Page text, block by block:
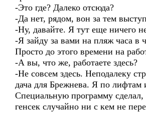
-Это где? Далеко отсюда?
-Да нет, рядом, вон за тем
-Ну, давайте. Я тут еще ничего
-Я зайду за вами на пляж часа в
Просто до этого времени на
-А вы, что же, работаете здесь?
-Не совсем здесь. Неподалеку
дача для Брежнева. Я по лифтам
Специальную программу
генсек случайно ни с кем не